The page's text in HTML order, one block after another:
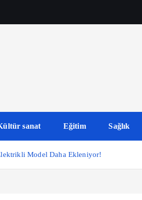
sanat Eğitim Sağlık
Model Daha Ekleniyor!